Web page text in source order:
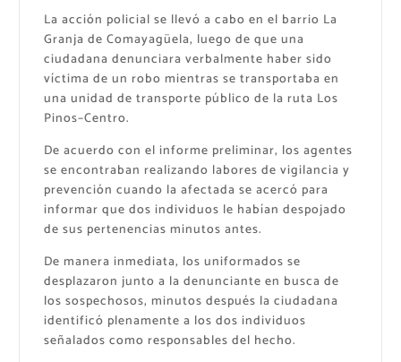
La acción policial se llevó a cabo en el barrio La
Granja de Comayagüela, luego de que una
ciudadana denunciara verbalmente haber sido
víctima de un robo mientras se transportaba en
una unidad de transporte público de la ruta Los
Pinos–Centro.
De acuerdo con el informe preliminar, los agentes
se encontraban realizando labores de vigilancia y
prevención cuando la afectada se acercó para
informar que dos individuos le habían despojado
de sus pertenencias minutos antes.
De manera inmediata, los uniformados se
desplazaron junto a la denunciante en busca de
los sospechosos, minutos después la ciudadana
identificó plenamente a los dos individuos
señalados como responsables del hecho.